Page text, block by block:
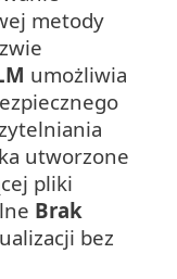
metody
umożliwia
utworzone
pliki
Brak
bez